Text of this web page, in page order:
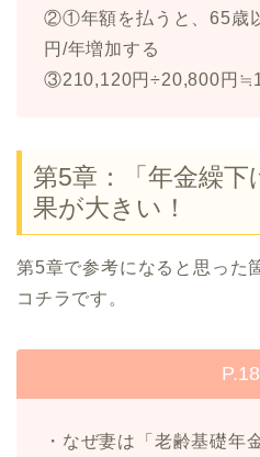
②①年額を払うと、65歳
円/年増加する
③210,120円÷20,800円
第5章：「年金繰
果が大きい！
第5章で参考になると思った
コチラです。
・なぜ妻は「老齢基礎年